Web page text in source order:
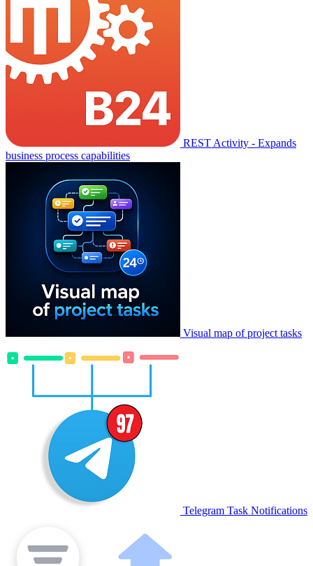
REST Activity - Expands
business process capabilities
Visual map of project tasks
Telegram Task Notifications